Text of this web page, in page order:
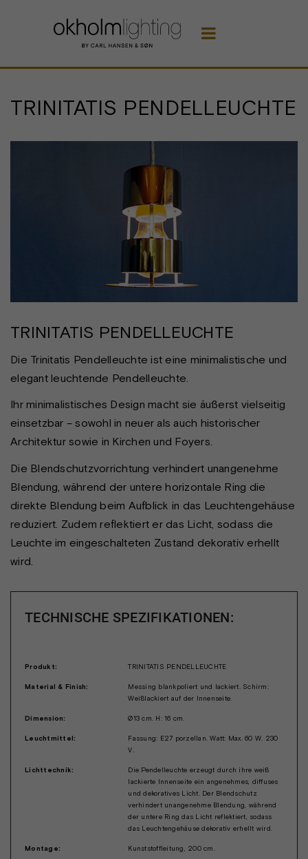

TRINITATIS PENDELLEUCHTE
TRINITATIS PENDELLEUCHTE
Die Trinitatis Pendelleuchte ist eine minimalistische und
elegant leuchtende Pendelleuchte.
Ihr minimalistisches Design macht sie äußerst vielseitig
einsetzbar – sowohl in neuer als auch historischer
Architektur sowie in Kirchen und Foyers.
Die Blendschutzvorrichtung verhindert unangenehme
Blendung, während der untere horizontale Ring die
direkte Blendung beim Aufblick in das Leuchtengehäuse
reduziert. Zudem reflektiert er das Licht, sodass die
Leuchte im eingeschalteten Zustand dekorativ erhellt
wird.
TECHNISCHE SPEZIFIKATIONEN:
Produkt: TRINITATIS PENDELLEUCHTE
Material & Finish:
Messing blankpoliert und lackiert. Schirm:
Weißlackiert auf der Innenseite.
Dimension: Ø13 cm. H: 16 cm.
Leuchtmittel:
Fassung: E27 porzellan. Watt: Max. 60 W. 230
V.
Lichttechnik:
Die Pendelleuchte erzeugt durch ihre weiß
lackierte Innenseite ein angenehmes, diffuses
und dekoratives Licht. Der Blendschutz
verhindert unangenehme Blendung, während
der untere Ring das Licht reflektiert, sodass
das Leuchtengehäuse dekorativ erhellt wird.
Montage: Kunststoffleitung, 200 cm.